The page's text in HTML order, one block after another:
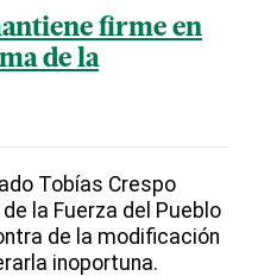
firme en
de la
Tobías Crespo
la Fuerza del Pueblo
de la modificación
inoportuna.